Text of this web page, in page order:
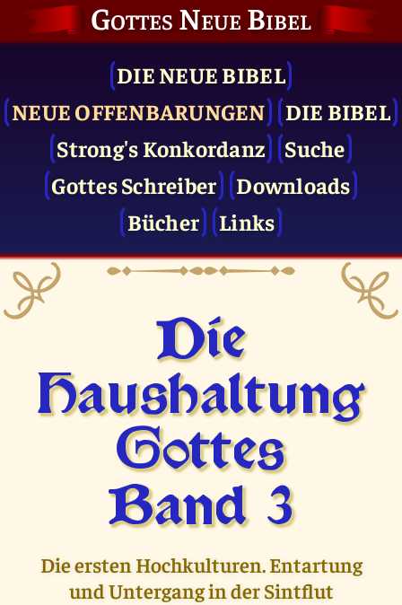
Gottes Neue Bibel
DIE NEUE BIBEL
NEUE OFFENBARUNGEN
DIE BIBEL
Strong's Konkordanz
Suche
Gottes Schreiber
Downloads
Bücher
Links
Die
Haushaltung
Gottes
Band 3
Die ersten Hochkulturen. Entartung
und Untergang in der Sintflut